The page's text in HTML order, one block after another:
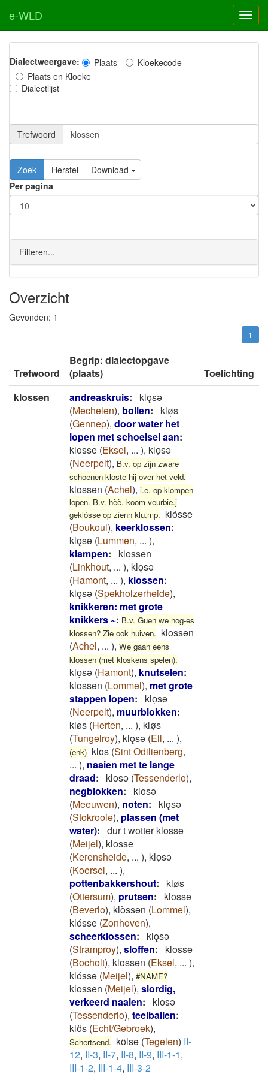
e-WLD
Dialectweergave: Plaats
Kloekecode
Plaats en Kloeke
Dialectlijst
Trefwoord
Download
Per pagina
Filteren...
Overzicht
Gevonden: 1
1
Trefwoord
Begrip: dialectopgave
(plaats)
Toelichting
klossen
andreaskruis:
klǫsǝ
(Mechelen), bollen:
klø̜s
(Gennep), door water het
lopen met schoeisel aan:
klosse (Eksel, ... ), kloͅsə
(Neerpelt), B.v. op zijn zware
schoenen kloste hij over het veld.
klossen (Achel), i.e. op klompen
lopen. B.v. hèè. koom veurbie.j
geklósse op zienn klu.mp. klósse
(Boukoul), keerklossen:
klǫsǝ (Lummen, ... ),
klampen:
klossen
(Linkhout, ... ), klǫsǝ
(Hamont, ... ), klossen:
klǫsǝ (Spekholzerheide),
knikkeren: met grote
knikkers ~: B.v. Guen we nog-es
klossen? Zie ook huiven. klossən
(Achel, ... ), We gaan eens
klossen (met kloskens spelen).
kloͅsə (Hamont), knutselen:
klossen (Lommel), met grote
stappen lopen:
kloͅsə
(Neerpelt), muurblokken:
kløs (Herten, ... ), klø̜s
(Tungelroy), klǫsǝ (Ell, ... ),
(enk) klos (Sint Odilienberg,
... ), naaien met te lange
draad: klosǝ (Tessenderlo),
negblokken:
klosǝ
(Meeuwen), noten:
klǫsǝ
(Stokrooie), plassen (met
water): dur t wotter klosse
(Meijel), klosse
(Kerensheide, ... ), kloͅsə
(Koersel, ... ),
pottenbakkershout:
klø̜s
(Ottersum), prutsen:
klosse
(Beverlo), klòssən (Lommel),
klósse (Zonhoven),
scheerklossen:
klǫsǝ
(Stramproy), sloffen:
klosse
(Bocholt), klossen (Eksel, ... ),
klóssə (Meijel), #NAME?
klossen (Meijel), slordig,
verkeerd naaien:
klosǝ
(Tessenderlo), teelballen:
klös (Echt/Gebroek),
Schertsend. kölse (Tegelen) II-
12, II-3, II-7, II-8, II-9, III-1-1,
III-1-2, III-1-4, III-3-2